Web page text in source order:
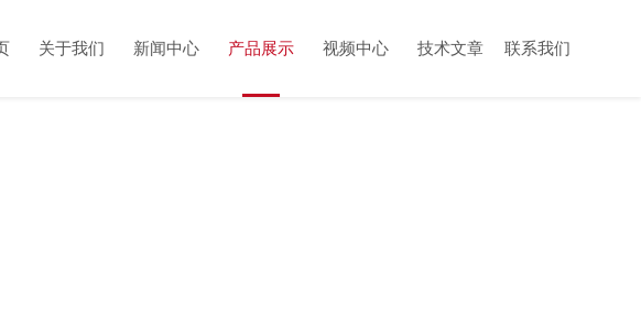
关于我们 新闻中心 产品展示 视频中心 技术文章 联系我们